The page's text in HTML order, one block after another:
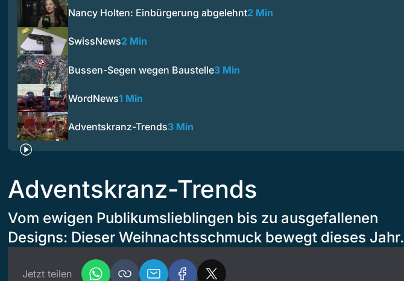
Nancy Holten: Einbürgerung abgelehnt2 Min
SwissNews2 Min
Bussen-Segen wegen Baustelle3 Min
WordNews1 Min
Adventskranz-Trends3 Min
Adventskranz-Trends
Vom ewigen Publikumslieblingen bis zu ausgefallenen
Designs: Dieser Weihnachtsschmuck bewegt dieses Jahr.
Jetzt teilen